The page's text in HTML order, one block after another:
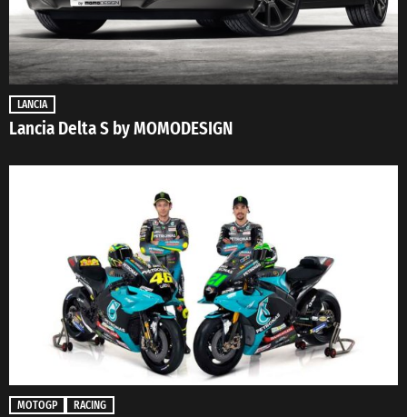
LANCIA
Lancia Delta S by MOMODESIGN
MOTOGP RACING